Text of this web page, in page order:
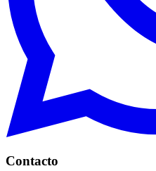
Contacto